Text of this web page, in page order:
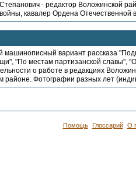
- редактор Воложинской
кавалер Ордена Отечественной
машинописный вариант рассказа
"По местам партизанской славы",
о работе в редакциях
районе. Фотографии разных лет
Помощь Глоссарий О